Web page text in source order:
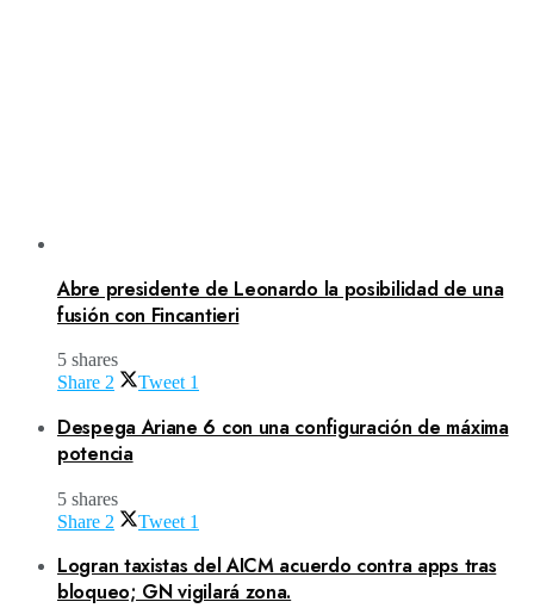
Abre presidente de Leonardo la posibilidad de una
fusión con Fincantieri
5 shares
Share 2 Tweet 1
Despega Ariane 6 con una configuración de máxima
potencia
5 shares
Share 2 Tweet 1
Logran taxistas del AICM acuerdo contra apps tras
bloqueo; GN vigilará zona.